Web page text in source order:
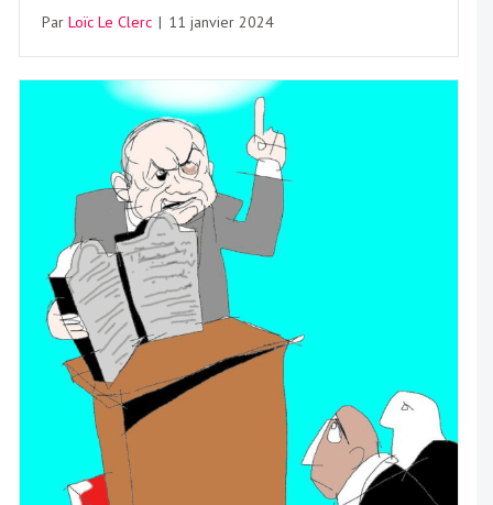
Par Loïc Le Clerc | 11 janvier 2024